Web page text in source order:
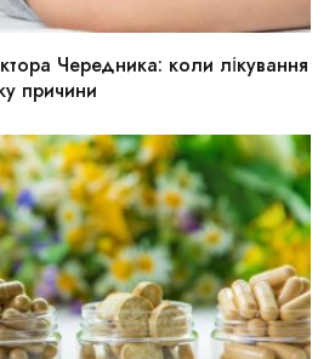
Чередника: коли лікування
причини